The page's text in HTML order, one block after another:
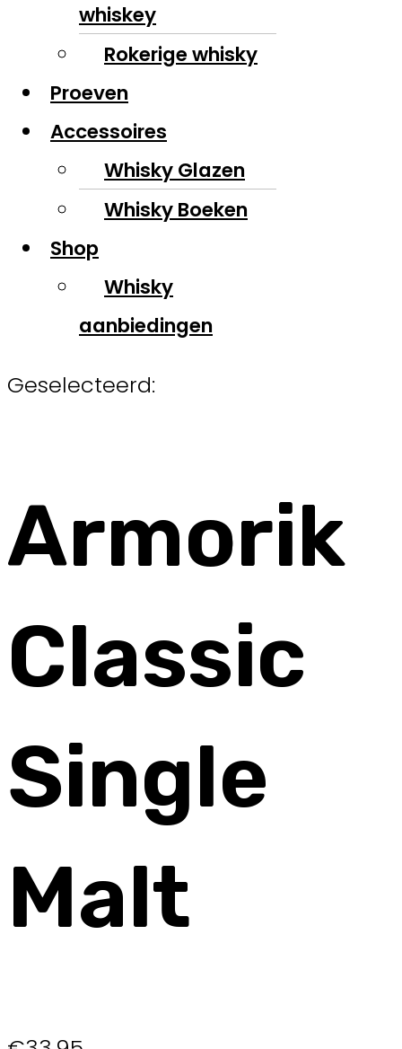
whiskey
Rokerige whisky
Proeven
Accessoires
Whisky Glazen
Whisky Boeken
Shop
Whisky
aanbiedingen
Geselecteerd:
Armorik
Classic
Single
Malt